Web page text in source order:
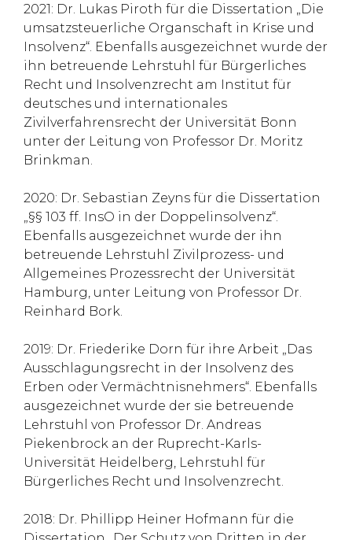
2021: Dr. Lukas Piroth für die Dissertation „Die
umsatzsteuerliche Organschaft in Krise und
Insolvenz“. Ebenfalls ausgezeichnet wurde der
ihn betreuende Lehrstuhl für Bürgerliches
Recht und Insolvenzrecht am Institut für
deutsches und internationales
Zivilverfahrensrecht der Universität Bonn
unter der Leitung von Professor Dr. Moritz
Brinkman.
2020: Dr. Sebastian Zeyns für die Dissertation
„§§ 103 ff. InsO in der Doppelinsolvenz“.
Ebenfalls ausgezeichnet wurde der ihn
betreuende Lehrstuhl Zivilprozess- und
Allgemeines Prozessrecht der Universität
Hamburg, unter Leitung von Professor Dr.
Reinhard Bork.
2019: Dr. Friederike Dorn für ihre Arbeit „Das
Ausschlagungsrecht in der Insolvenz des
Erben oder Vermächtnisnehmers“. Ebenfalls
ausgezeichnet wurde der sie betreuende
Lehrstuhl von Professor Dr. Andreas
Piekenbrock an der Ruprecht-Karls-
Universität Heidelberg, Lehrstuhl für
Bürgerliches Recht und Insolvenzrecht.
2018: Dr. Phillipp Heiner Hofmann für die